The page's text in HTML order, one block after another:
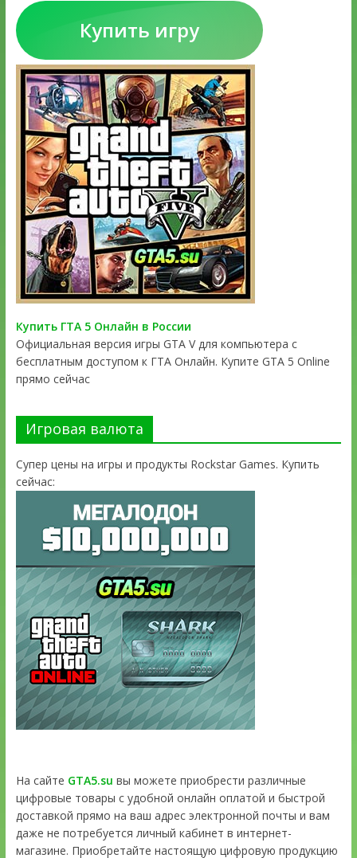
Купить игру
Купить ГТА 5 Онлайн в России
Официальная версия игры GTA V для компьютера с
бесплатным доступом к ГТА Онлайн. Купите GTA 5 Online
прямо сейчас
Игровая валюта
Супер цены на игры и продукты Rockstar Games. Купить
сейчас:
На сайте GTA5.su вы можете приобрести различные
цифровые товары с удобной онлайн оплатой и быстрой
доставкой прямо на ваш адрес электронной почты и вам
даже не потребуется личный кабинет в интернет-
магазине. Приобретайте настоящую цифровую продукцию